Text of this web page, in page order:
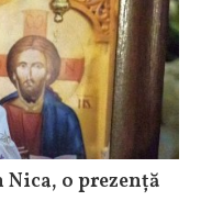
o prezență